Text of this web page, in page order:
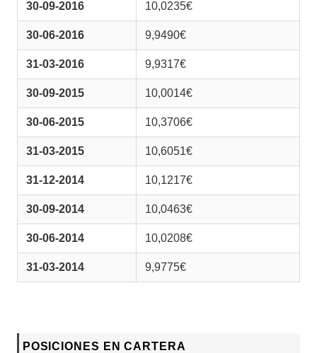
30-09-2016 10,0235€
30-06-2016 9,9490€
31-03-2016 9,9317€
30-09-2015 10,0014€
30-06-2015 10,3706€
31-03-2015 10,6051€
31-12-2014 10,1217€
30-09-2014 10,0463€
30-06-2014 10,0208€
31-03-2014 9,9775€
POSICIONES EN CARTERA